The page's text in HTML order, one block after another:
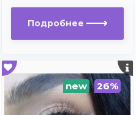
Подробнее
new 26%